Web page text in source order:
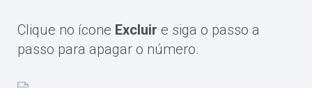
Clique no ícone Excluir e siga o passo a
passo para apagar o número.